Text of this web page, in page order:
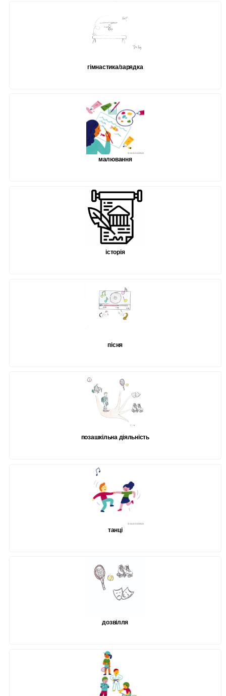
гімнастика/зарядка
малювання
історія
пісня
позашкільна діяльність
танці
дозвілля